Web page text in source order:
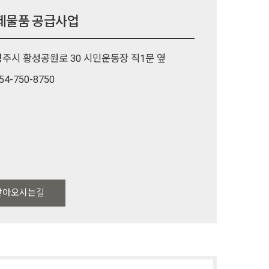
물품 공급사업
주시 황성공원로 30 시민운동장 직1문 옆
750-8750
아오시는길